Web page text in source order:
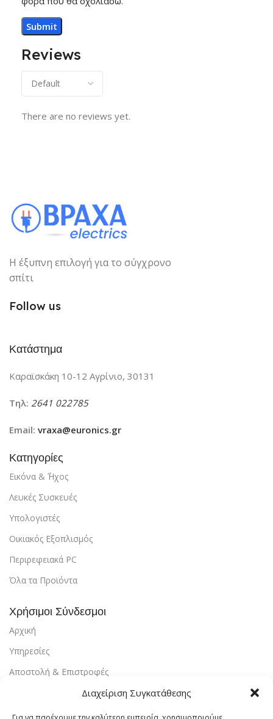
Διαχείριση Συγκατάθεσης
Reviews
There are no reviews yet.
Η έξυπνη επιλογή για το σύγχρονο
σπίτι
Follow us
Κατάστημα
Καραϊσκάκη 10-12 Αγρίνιο, 30131
Τηλ: 2641 022785
Email: vraxa@euronics.gr
Κατηγορίες
Εικόνα & ΄Ήχος
Λευκές Συσκευές
Υπολογιστές
Οικιακός Εξοπλισμός
Περιρεφειακά PC
Όλα τα Προϊόντα
Χρήσιμοι Σύνδεσμοι
Αρχική
Υπηρεσίες
Αποστολή & Επιστροφές
Εντοπισμός Παραγγελίας